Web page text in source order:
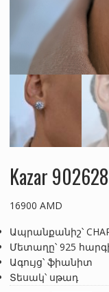
Kazar 902628
16900 AMD
Ապրանքանիշ՝
Մետաղը՝ 925
Ագույց՝ ֆիանիտ
Տեսակ՝ սթադ